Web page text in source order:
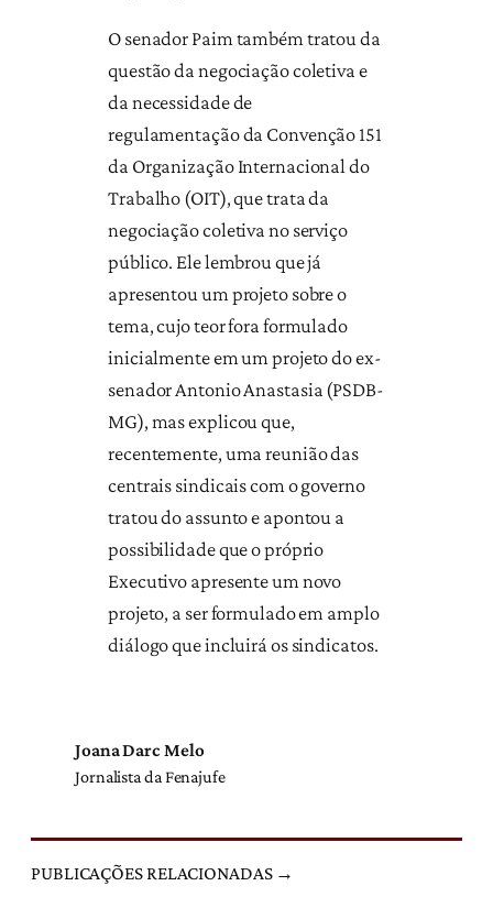
O senador Paim também tratou da
questão da negociação coletiva e
da necessidade de
regulamentação da Convenção 151
da Organização Internacional do
Trabalho (OIT), que trata da
negociação coletiva no serviço
público. Ele lembrou que já
apresentou um projeto sobre o
tema, cujo teor fora formulado
inicialmente em um projeto do ex-
senador Antonio Anastasia (PSDB-
MG), mas explicou que,
recentemente, uma reunião das
centrais sindicais com o governo
tratou do assunto e apontou a
possibilidade que o próprio
Executivo apresente um novo
projeto, a ser formulado em amplo
diálogo que incluirá os sindicatos.
Joana Darc Melo
Jornalista da Fenajufe
PUBLICAÇÕES RELACIONADAS →